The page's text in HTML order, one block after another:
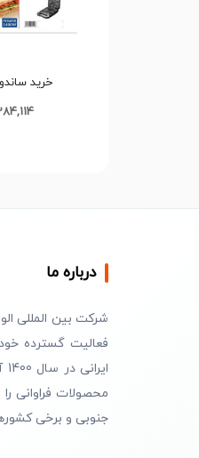
خرید
M243 تک و عمده
درباره ما
شرکت بین المللی
فعالیت گسترده
محصولات فراوانی
جنوبی و برخی